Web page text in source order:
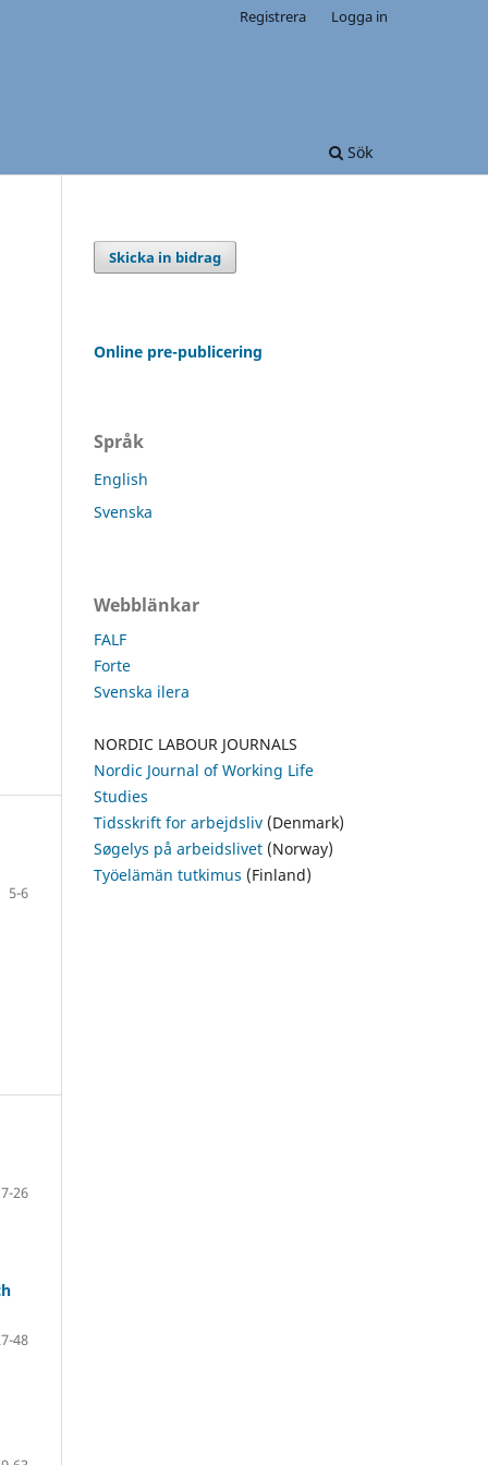
Sök
Registrera Logga in
5-6
7-26
48
Skicka in bidrag
Online pre-publicering
Språk
English
Svenska
Webblänkar
FALF
Forte
Svenska ilera
NORDIC LABOUR JOURNALS
Nordic Journal of Working Life
Studies
Tidsskrift for arbejdsliv (Denmark)
Søgelys på arbeidslivet (Norway)
Työelämän tutkimus (Finland)